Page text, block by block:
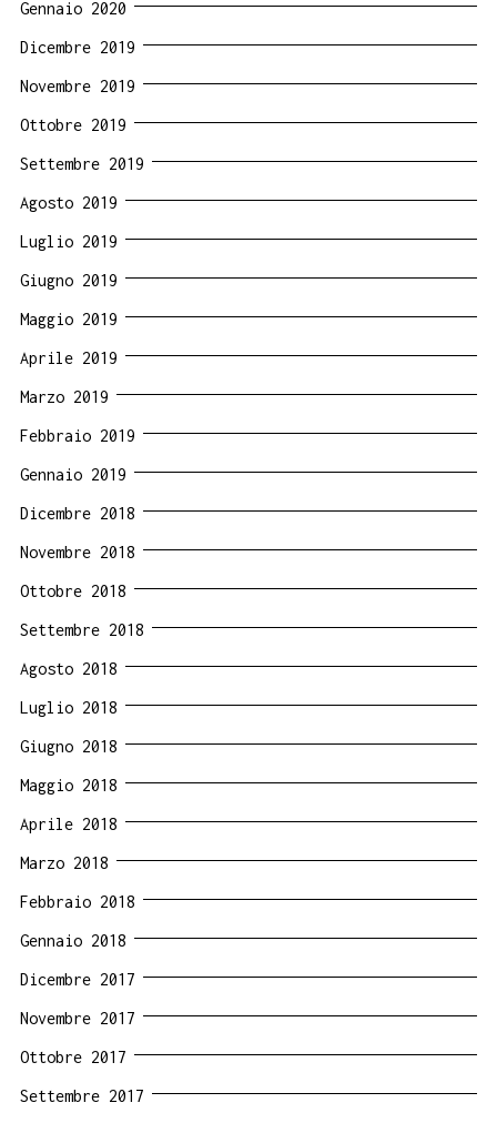
Gennaio 2020
Dicembre 2019
Novembre 2019
Ottobre 2019
Settembre 2019
Agosto 2019
Luglio 2019
Giugno 2019
Maggio 2019
Aprile 2019
Marzo 2019
Febbraio 2019
Gennaio 2019
Dicembre 2018
Novembre 2018
Ottobre 2018
Settembre 2018
Agosto 2018
Luglio 2018
Giugno 2018
Maggio 2018
Aprile 2018
Marzo 2018
Febbraio 2018
Gennaio 2018
Dicembre 2017
Novembre 2017
Ottobre 2017
Settembre 2017